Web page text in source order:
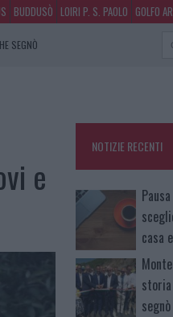
BUDDUSÒ LOIRI P. S. PAOLO GOLFO
SEGNÒ
e
NOTIZIE RECENTI
casa